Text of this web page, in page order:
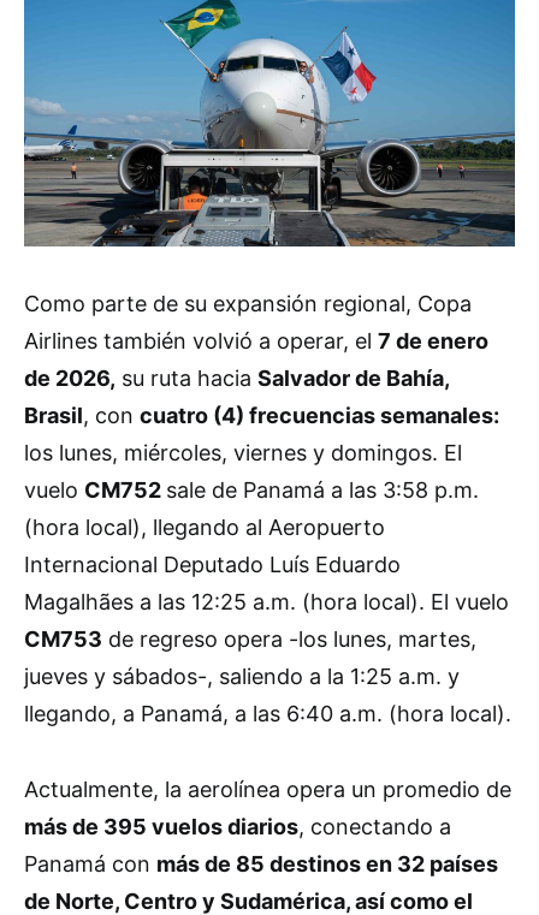
Como parte de su expansión regional, Copa
Airlines también volvió a operar, el 7 de enero
de 2026, su ruta hacia Salvador de Bahía,
Brasil, con cuatro (4) frecuencias semanales:
los lunes, miércoles, viernes y domingos. El
vuelo CM752 sale de Panamá a las 3:58 p.m.
(hora local), llegando al Aeropuerto
Internacional Deputado Luís Eduardo
Magalhães a las 12:25 a.m. (hora local). El vuelo
CM753 de regreso opera -los lunes, martes,
jueves y sábados-, saliendo a la 1:25 a.m. y
llegando, a Panamá, a las 6:40 a.m. (hora local).
Actualmente, la aerolínea opera un promedio de
más de 395 vuelos diarios, conectando a
Panamá con más de 85 destinos en 32 países
de Norte, Centro y Sudamérica, así como el